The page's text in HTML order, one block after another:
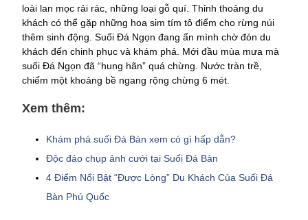
loài lan mọc rải rác, những loại gỗ quí. Thỉnh thoảng du
khách có thể gặp những hoa sim tím tô điểm cho rừng núi
thêm sinh động. Suối Đá Ngọn đang ẩn mình chờ đón du
khách đến chinh phục và khám phá. Mới đầu mùa mưa mà
suối Đá Ngọn đã “hung hãn” quá chừng. Nước tràn trề,
chiếm một khoảng bề ngang rộng chừng 6 mét.
Xem thêm:
Khám phá suối Đá Bàn xem có gì hấp dẫn?
Độc đáo chụp ảnh cưới tại Suối Đá Bàn
4 Điểm Nổi Bật “Được Lòng” Du Khách Của Suối Đá
Bàn Phú Quốc